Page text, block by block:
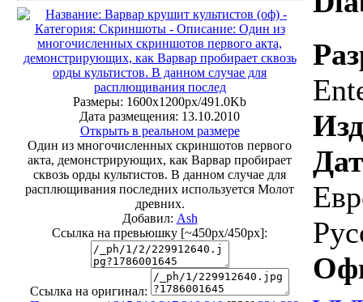
Размеры: 1600x1200px/491.0Kb
Дата размещения: 13.10.2010
Открыть в реальном размере
Один из многочисленных скриншотов первого
акта, демонстрирующих, как Варвар пробирает
сквозь орды культистов. В данном случае для
расплющивания последних используется Молот
древних.
Добавил: Ash
Ссылка на превьюшку [~450px/450px]:
Ссылка на оригинал: